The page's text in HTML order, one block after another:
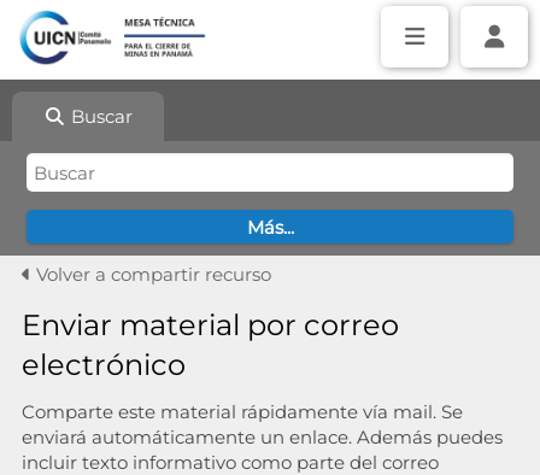
Buscar
Volver a compartir recurso
Enviar material por correo
electrónico
Comparte este material rápidamente vía mail. Se
enviará automáticamente un enlace. Además puedes
incluir texto informativo como parte del correo